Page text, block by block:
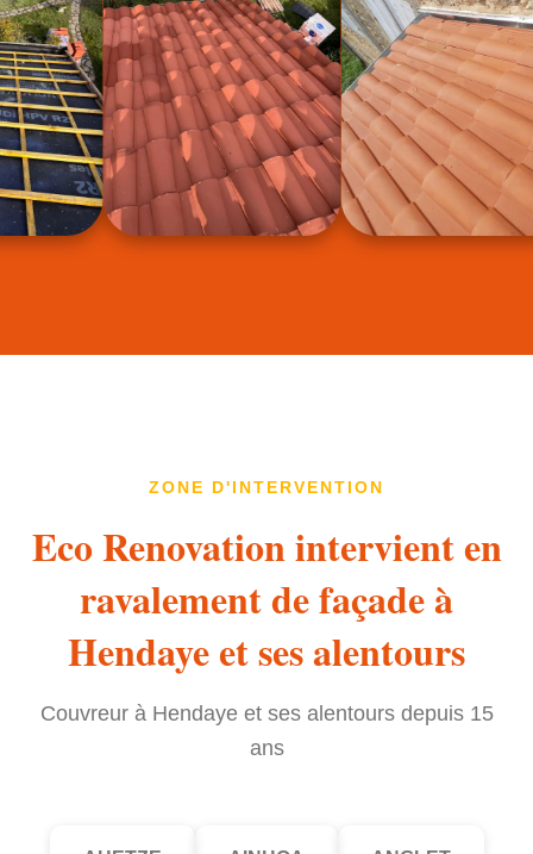
ZONE D'INTERVENTION
Eco Renovation intervient en
ravalement de façade à
Hendaye et ses alentours
Couvreur à Hendaye et ses alentours depuis 15
ans